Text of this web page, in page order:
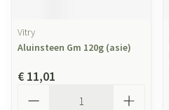
Vitry
Aluinsteen Gm 120g (asie)
€ 11,01